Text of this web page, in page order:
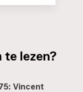
te lezen?
Vincent